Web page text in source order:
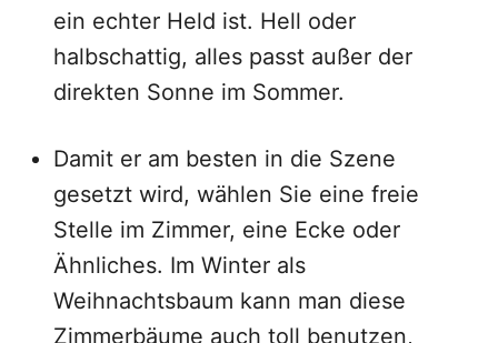
ein echter Held ist. Hell oder
halbschattig, alles passt außer der
direkten Sonne im Sommer.
Damit er am besten in die Szene
gesetzt wird, wählen Sie eine freie
Stelle im Zimmer, eine Ecke oder
Ähnliches. Im Winter als
Weihnachtsbaum kann man diese
Zimmerbäume auch toll benutzen,